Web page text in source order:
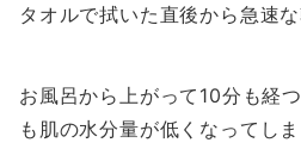
タオルで拭いた直後から急速
お風呂から上がって10分も経
も肌の水分量が低くなってし